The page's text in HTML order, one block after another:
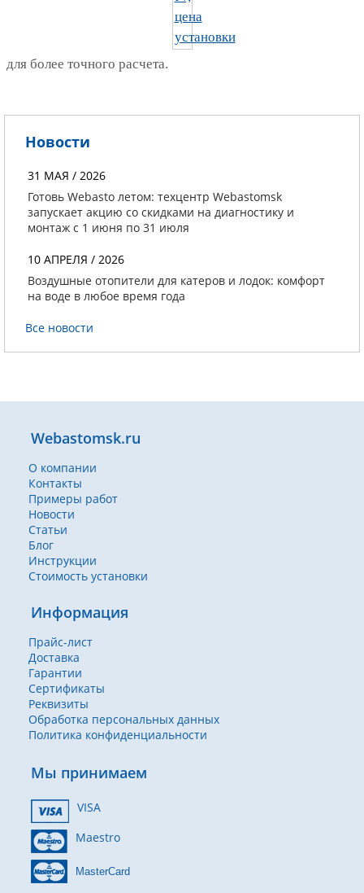
для более точного расчета.
Новости
31 МАЯ / 2026
Готовь Webasto летом: техцентр Webastomsk
запускает акцию со скидками на диагностику и
монтаж с 1 июня по 31 июля
10 АПРЕЛЯ / 2026
Воздушные отопители для катеров и лодок: комфорт
на воде в любое время года
Все новости
Webastomsk.ru
О компании
Контакты
Примеры работ
Новости
Статьи
Блог
Инструкции
Стоимость установки
Информация
Прайс-лист
Доставка
Гарантии
Сертификаты
Реквизиты
Обработка персональных данных
Политика конфиденциальности
Мы принимаем
VISA
Maestro
MasterCard